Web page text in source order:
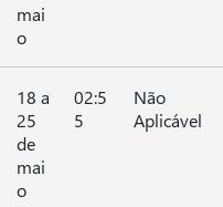
mai
o
18 a
25
de
mai
o
02:5
5
Não
Aplicável